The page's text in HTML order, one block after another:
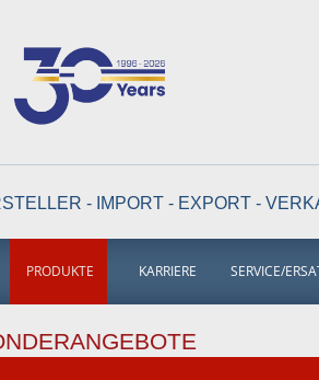
- IMPORT - EXPORT -
PRODUKTE KARRIERE SERVICE/